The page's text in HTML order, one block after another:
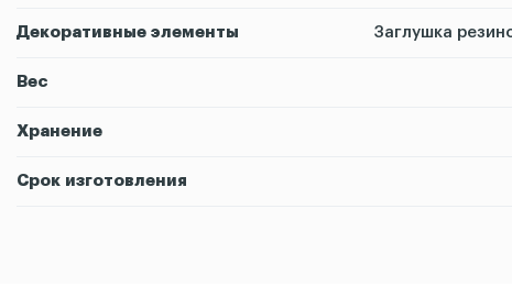
Декоративные элементы Заглушка
Вес
Хранение
Срок изготовления